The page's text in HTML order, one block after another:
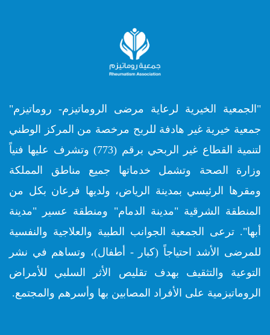
"الجمعية الخيرية لرعاية مرضى الروماتيزم- روماتيزم"
جمعية خيرية غير هادفة للربح مرخصة من المركز الوطني
لتنمية القطاع غير الربحي برقم (773) وتشرف عليها فنياً
وزارة الصحة وتشمل خدماتها جميع مناطق المملكة
ومقرها الرئيسي بمدينة الرياض، ولديها فرعان بكل من
المنطقة الشرقية "مدينة الدمام" ومنطقة عسير "مدينة
أبها". ترعى الجمعية الجوانب الطبية والعلاجية والنفسية
للمرضى الأشد احتياجاً (كبار - أطفال)، وتساهم في نشر
التوعية والتثقيف بهدف تقليص الأثر السلبي للأمراض
الروماتيزمية على الأفراد المصابين بها وأسرهم والمجتمع.